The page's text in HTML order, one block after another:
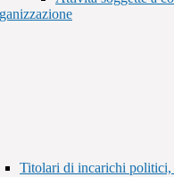
Titolari di incarichi politici,